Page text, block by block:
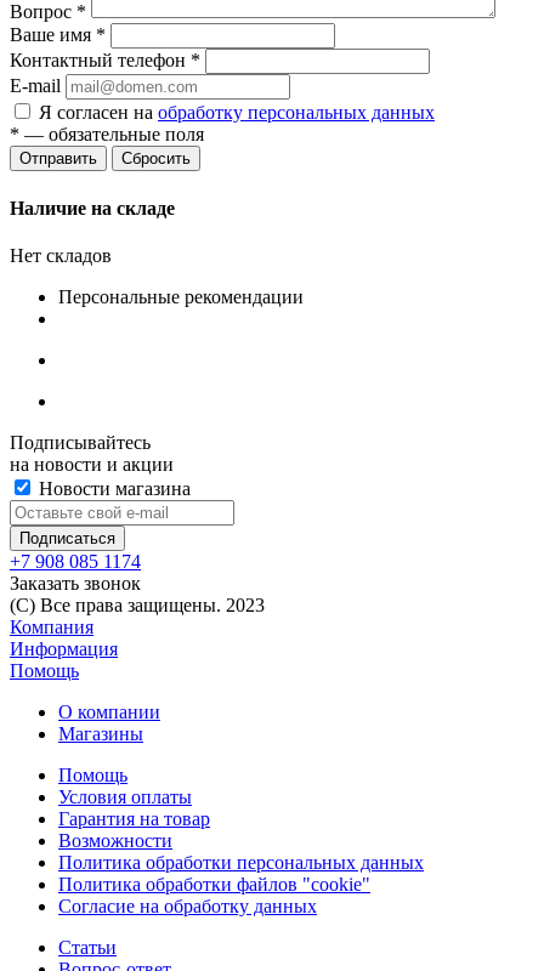
Вопрос *
Ваше имя *
Контактный телефон *
E-mail
Я согласен на обработку персональных данных
* — обязательные поля
Сбросить
Наличие на складе
Нет складов
Персональные рекомендации
Подписывайтесь
на новости и акции
Новости магазина
+7 908 085 1174
Заказать звонок
(C) Все права защищены. 2023
Компания
Информация
Помощь
О компании
Магазины
Помощь
Условия оплаты
Гарантия на товар
Возможности
Политика обработки персональных данных
Политика обработки файлов "cookie"
Согласие на обработку данных
Статьи